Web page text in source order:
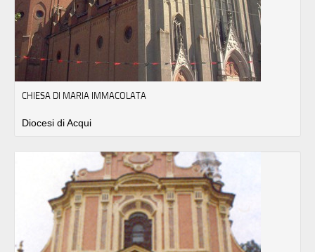
CHIESA DI MARIA IMMACOLATA
Diocesi di Acqui